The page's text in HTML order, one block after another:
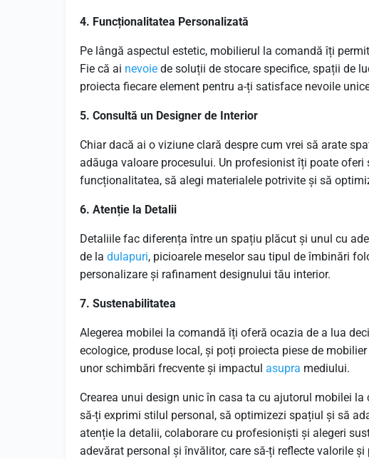
4. Funcționalitatea Personalizată
Pe lângă aspectul estetic, mobilierul la comandă îți
Fie că ai nevoie de soluții de stocare specifice, spații de
proiecta fiecare element pentru a-ți satisface nevoile
5. Consultă un Designer de Interior
Chiar dacă ai o viziune clară despre cum vrei să arate
adăuga valoare procesului. Un profesionist îți poate
funcționalitatea, să alegi materialele potrivite și să
6. Atenție la Detalii
Detaliile fac diferența între un spațiu plăcut și unul cu
de la dulapuri, picioarele meselor sau tipul de îmbinări
personalizare și rafinament designului tău interior.
7. Sustenabilitatea
Alegerea mobilei la comandă îți oferă ocazia de a lua
ecologice, produse local, și poți proiecta piese de
unor schimbări frecvente și impactul asupra mediului.
Crearea unui design unic în casa ta cu ajutorul mobilei
să-ți exprimi stilul personal, să optimizezi spațiul și să
atenție la detalii, colaborare cu profesioniști și alegeri
adevărat personal și învălitor, care să-ți reflecte valorile și